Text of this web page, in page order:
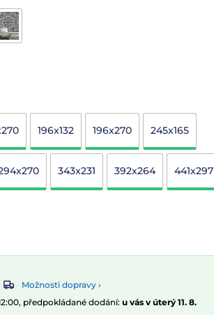
196x132 196x270 245x165
343x231 392x264 441x297
Možnosti dopravy ›
předpokládané dodání: u vás v úterý 11. 8.